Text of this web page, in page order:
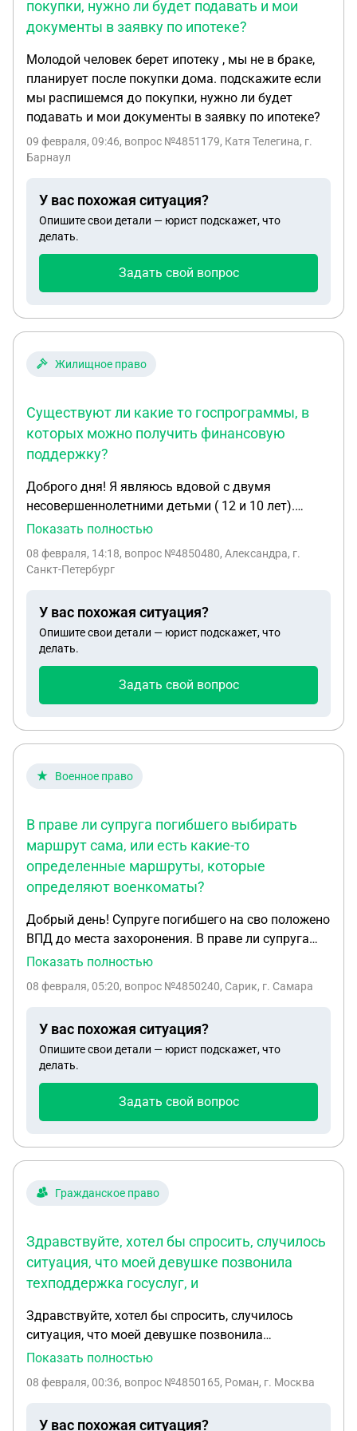
покупки, нужно ли будет подавать и мои
документы в заявку по ипотеке?
Молодой человек берет ипотеку , мы не в браке,
планирует после покупки дома. подскажите если
мы распишемся до покупки, нужно ли будет
подавать и мои документы в заявку по ипотеке?
09 февраля, 09:46, вопрос №4851179, Катя Телегина, г.
Барнаул
У вас похожая ситуация?
Опишите свои детали — юрист подскажет, что
делать.
Задать свой вопрос
Жилищное право
Существуют ли какие то госпрограммы, в
которых можно получить финансовую
поддержку?
Доброго дня! Я являюсь вдовой с двумя
несовершеннолетними детьми ( 12 и 10 лет).
Трудоустроена ( учитель), пенсию от государства
квартира), разделенная на доли. К сожалению,
куплена в старом фонде и потребовала
изначальных капитальных вложений. Чтоб
закончить ремонт и обустроить мебелью
квартиру мне необходимо 2 млн. рублей.
Существуют ли программы от государства для
выплатам , если брать кредит у банка? Какой
госпрограммы, в которых можно получить
Показать полностью
08 февраля, 14:18, вопрос №4850480, Александра, г.
Санкт-Петербург
У вас похожая ситуация?
Опишите свои детали — юрист подскажет, что
делать.
Задать свой вопрос
Военное право
В праве ли супруга погибшего выбирать
маршрут сама, или есть какие-то
определенные маршруты, которые
определяют военкоматы?
Добрый день! Супруге погибшего на сво положено
ВПД до места захоронения. В праве ли супруга
погибшего выбирать маршрут сама, или есть
определяют военкоматы?
Показать полностью
08 февраля, 05:20, вопрос №4850240, Сарик, г. Самара
У вас похожая ситуация?
Опишите свои детали — юрист подскажет, что
делать.
Задать свой вопрос
Гражданское право
Здравствуйте, хотел бы спросить, случилось
ситуация, что моей девушке позвонила
техподдержка госуслуг, и
Здравствуйте, хотел бы спросить, случилось
ситуация, что моей девушке позвонила
техподдержка госуслуг, и сказала что якобы с ее
територии Украины, потом ей позвонила какая-то
Показать полностью
08 февраля, 00:36, вопрос №4850165, Роман, г. Москва
У вас похожая ситуация?